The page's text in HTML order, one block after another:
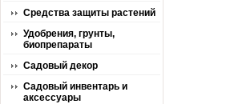
Средства защиты растений
Удобрения, грунты,
биопрепараты
Садовый декор
Садовый инвентарь и
аксессуары